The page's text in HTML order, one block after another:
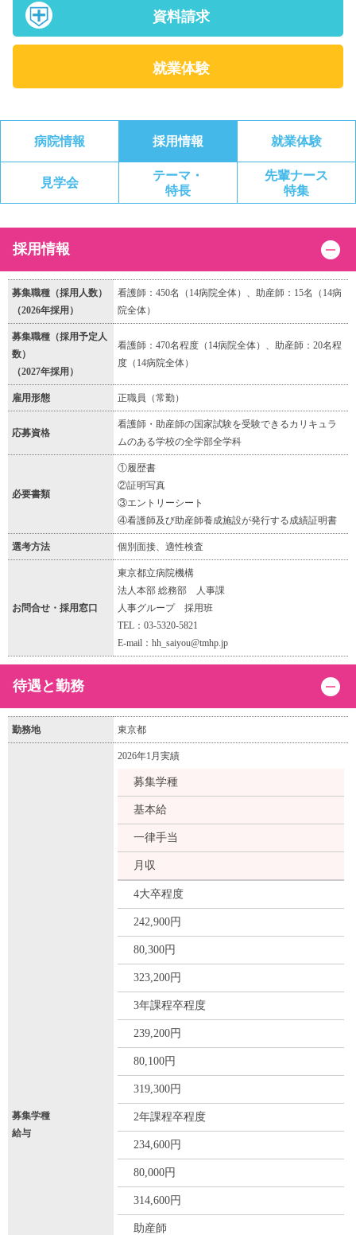
資料請求
就業体験
病院情報 採用情報 就業体験
見学会
テーマ・
特長
先輩ナース
特集
採用情報
募集職種（採用人数）
（2026年採用）
看護師：450名（14病院全体）、助産師：15名（14病
院全体）
募集職種（採用予定人
数）
（2027年採用）
看護師：470名程度（14病院全体）、助産師：20名程
度（14病院全体）
雇用形態 正職員（常勤）
応募資格
看護師・助産師の国家試験を受験できるカリキュラ
ムのある学校の全学部全学科
必要書類
①履歴書
②証明写真
③エントリーシート
④看護師及び助産師養成施設が発行する成績証明書
選考方法 個別面接、適性検査
お問合せ・採用窓口
東京都立病院機構
法人本部 総務部 人事課
人事グループ 採用班
TEL：03-5320-5821
E-mail：hh_saiyou@tmhp.jp
待遇と勤務
勤務地 東京都
募集学種
給与
2026年1月実績
募集学種
基本給
一律手当
月収
4大卒程度
242,900円
80,300円
323,200円
3年課程卒程度
239,200円
80,100円
319,300円
2年課程卒程度
234,600円
80,000円
314,600円
助産師